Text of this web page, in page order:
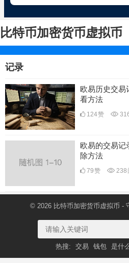
比特币加密货币虚拟币
记录
欧易历史交易
看方法
124赞
欧易的交易记
除方法
79赞 238
© 2026 比特币加密货币虚拟币 -
热搜: 交易 钱包 是什